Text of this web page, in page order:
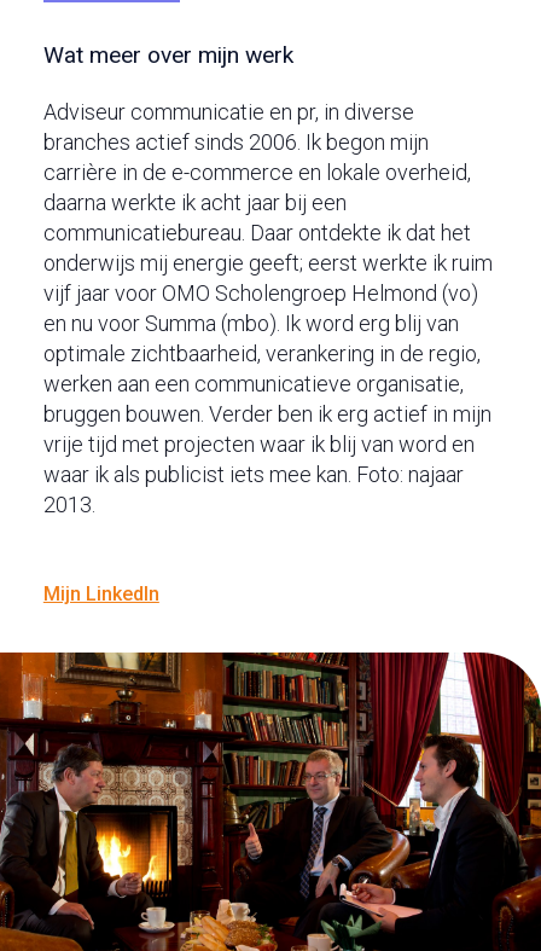
Wat meer over mijn werk
Adviseur communicatie en pr, in diverse
branches actief sinds 2006. Ik begon mijn
carrière in de e-commerce en lokale overheid,
daarna werkte ik acht jaar bij een
communicatiebureau. Daar ontdekte ik dat het
onderwijs mij energie geeft; eerst werkte ik ruim
vijf jaar voor OMO Scholengroep Helmond (vo)
en nu voor Summa (mbo). Ik word erg blij van
optimale zichtbaarheid, verankering in de regio,
werken aan een communicatieve organisatie,
bruggen bouwen. Verder ben ik erg actief in mijn
vrije tijd met projecten waar ik blij van word en
waar ik als publicist iets mee kan. Foto: najaar
2013.
Mijn LinkedIn